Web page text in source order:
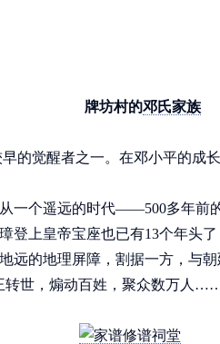
牌坊村的邓氏家族
的觉醒者之一。在邓小平的成
个遥远的时代——500多年前的
登上皇帝宝座也已有13个年头
远的地理屏障，割据一方，与
世，煽动百姓，聚众数万人